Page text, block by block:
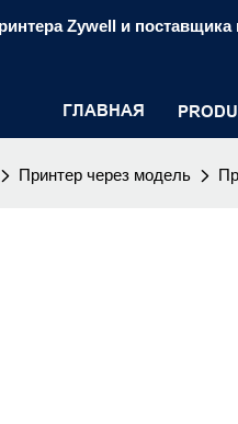
Zywell и
ГЛАВНАЯ
Принтер через модель